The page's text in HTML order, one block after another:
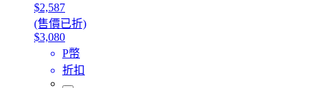
$2,587
(售價已折)
$3,080
P幣
折扣